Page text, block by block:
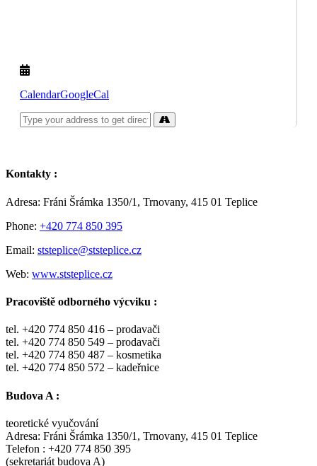
CalendarGoogleCal
Kontakty :
Adresa: Fráni Šrámka 1350/1, Trnovany, 415 01 Teplice
Phone: +420 774 850 395
Email: ststeplice@ststeplice.cz
Web: www.ststeplice.cz
Pracoviště odborného výcviku :
tel. +420 774 850 416 – prodavači
tel. +420 774 850 549 – prodavači
tel. +420 774 850 487 – kosmetika
tel. +420 774 850 572 – kadeřnice
Budova A :
teoretické vyučování
Adresa: Fráni Šrámka 1350/1, Trnovany, 415 01 Teplice
Telefon : +420 774 850 395
(sekretariát budova A)